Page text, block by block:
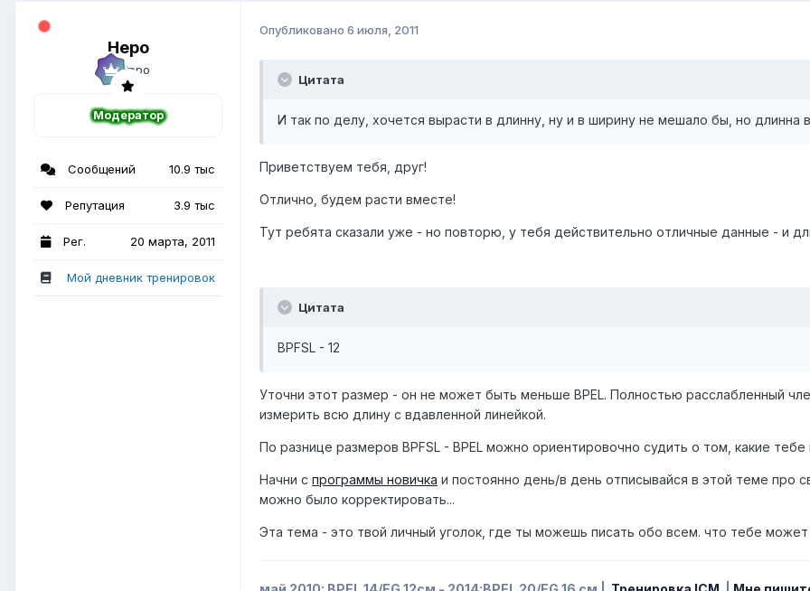
Неро
Модератор
Сообщений 10.9 тыс
Репутация 3.9 тыс
Рег. 20 марта, 2011
Мой дневник тренировок
Опубликовано 6 июля, 2011
Цитата
И так по делу, хочется вырасти в длинну, ну и в ширину не мешало бы, но длинна
Приветствуем тебя, друг!
Отлично, будем расти вместе!
Тут ребята сказали уже - но повторю, у тебя действительно отличные данные - и
Цитата
BPFSL - 12
Уточни этот размер - он не может быть меньше BPEL. Полностью расслабленный
измерить всю длину с вдавленной линейкой.
По разнице размеров BPFSL - BPEL можно ориентировочно судить о том, какие
Начни с программы новичка и постоянно день/в день отписывайся в этой теме
можно было корректировать...
Эта тема - это твой личный уголок, где ты можешь писать обо всем. что тебе может